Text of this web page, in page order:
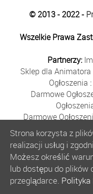
© 2013 - 2022 -
Wszelkie Prawa
Partnerzy:
Sklep dla Animatora
Ogłoszenia :
Darmowe
Darmowe
Płyn do Baniek:
Kurs Animatora:
Bezpłatne
Bańki Mydlane
Szkolenie
Strona korzysta z
realizacji usług i
Możesz określić
lub dostępu do plików
przeglądarce.